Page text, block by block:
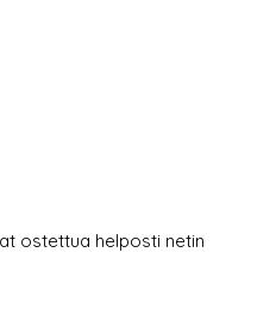
ostettua helposti netin